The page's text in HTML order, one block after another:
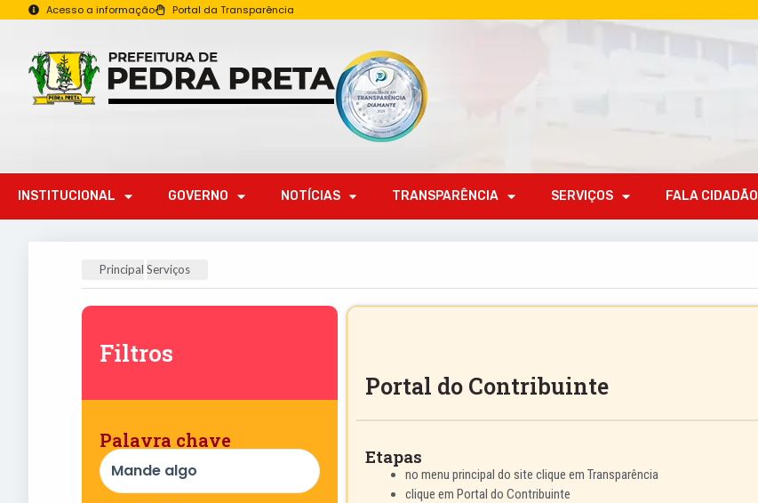
Acesso a informação Portal da Transparência
INSTITUCIONAL GOVERNO NOTÍCIAS TRANSPARÊNCIA SERVIÇOS FALA CIDADÃO
Principal Serviços
Filtros
Palavra chave
Portal do Contribuinte
Etapas
no menu principal do site clique em Transparência
clique em Portal do Contribuinte